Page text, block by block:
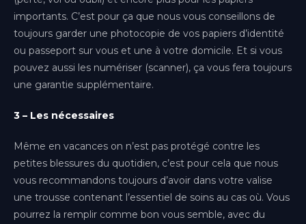
Montpellier
Occitanie
Nice
Île-de-France
Paris-Orly
Île-de-France
Paris-Ouest
importants. C’est pour ça que nous vous conseillons de
toujours garder une photocopie de vos papiers d’identité
ou passeport sur vous et une à votre domicile. Et si vous
pouvez aussi les numériser (scanner), ça vous fera toujours
une garantie supplémentaire.
3 – Les nécessaires
Même en vacances on n’est pas protégé contre les
petites blessures du quotidien, c’est pour cela que nous
vous recommandons toujours d’avoir dans votre valise
une trousse contenant l’essentiel de soins au cas où. Vous
pourrez la remplir comme bon vous semble, avec du